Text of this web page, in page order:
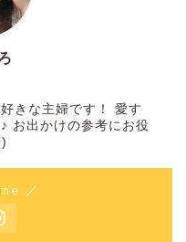
きな主婦です！ 愛す
お出かけの参考にお役
／